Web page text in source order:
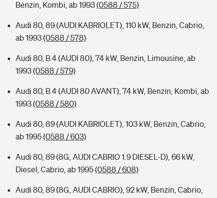
Benzin, Kombi, ab 1993(0588 / 575)
Audi 80, 89 (AUDI KABRIOLET), 110 kW, Benzin, Cabrio,
ab 1993(0588 / 578)
Audi 80, B 4 (AUDI 80), 74 kW, Benzin, Limousine, ab
1993(0588 / 579)
Audi 80, B 4 (AUDI 80 AVANT), 74 kW, Benzin, Kombi, ab
1993(0588 / 580)
Audi 80, 89 (AUDI KABRIOLET), 103 kW, Benzin, Cabrio,
ab 1995(0588 / 603)
Audi 80, 89 (8G, AUDI CABRIO 1.9 DIESEL-D), 66 kW,
Diesel, Cabrio, ab 1995(0588 / 608)
Audi 80, 89 (8G, AUDI CABRIO), 92 kW, Benzin, Cabrio,